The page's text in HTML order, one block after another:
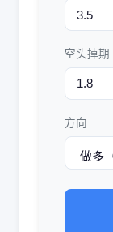
空头掉期
方向